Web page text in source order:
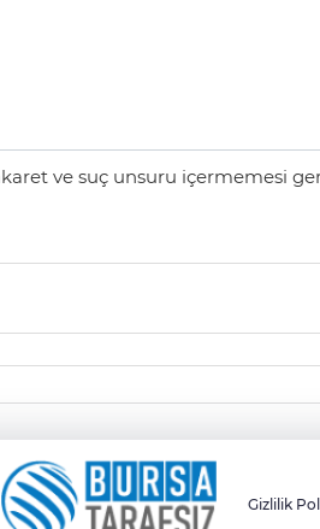
ve suç unsuru içermemesi
Gizlilik